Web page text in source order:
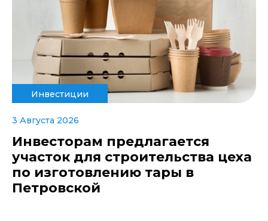
Инвестиции
3 Августа 2026
Инвесторам предлагается
участок для строительства цеха
по изготовлению тары в
Петровской